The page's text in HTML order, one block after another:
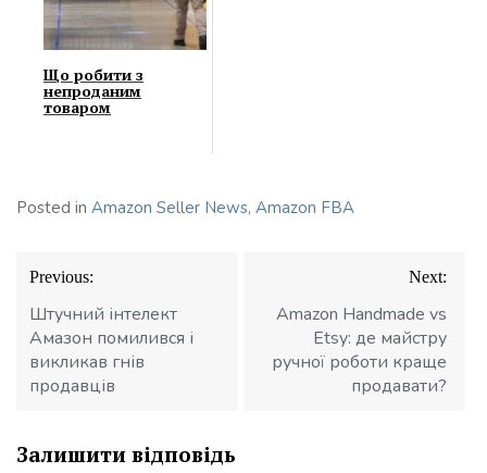
Що робити з
непроданим
товаром
Posted in Amazon Seller News, Amazon FBA
Навігація
записів
Previous:
Штучний інтелект
Амазон помилився і
викликав гнів
продавців
Next:
Amazon Handmade vs
Etsy: де майстру
ручної роботи краще
продавати?
Залишити відповідь